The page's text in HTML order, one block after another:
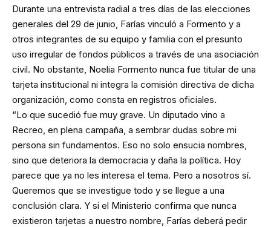
Durante una entrevista radial a tres días de las elecciones
generales del 29 de junio, Farías vinculó a Formento y a
otros integrantes de su equipo y familia con el presunto
uso irregular de fondos públicos a través de una asociación
civil. No obstante, Noelia Formento nunca fue titular de una
tarjeta institucional ni integra la comisión directiva de dicha
organización, como consta en registros oficiales.
“Lo que sucedió fue muy grave. Un diputado vino a
Recreo, en plena campaña, a sembrar dudas sobre mi
persona sin fundamentos. Eso no solo ensucia nombres,
sino que deteriora la democracia y daña la política. Hoy
parece que ya no les interesa el tema. Pero a nosotros sí.
Queremos que se investigue todo y se llegue a una
conclusión clara. Y si el Ministerio confirma que nunca
existieron tarjetas a nuestro nombre, Farías deberá pedir